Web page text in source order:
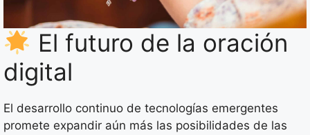
El futuro de la oración
digital
El desarrollo continuo de tecnologías emergentes
promete expandir aún más las posibilidades de las